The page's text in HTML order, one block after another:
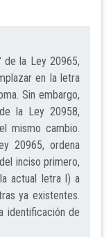
la Ley 20965,
en la letra
Sin embargo,
la Ley 20958,
mismo cambio.
20965, ordena
inciso primero,
actual letra l) a
ya existentes.
identificación de